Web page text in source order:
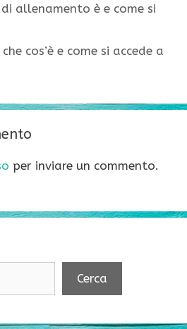
allenamento è e come si
cos’è e come si accede a
per inviare un commento.
Cerca